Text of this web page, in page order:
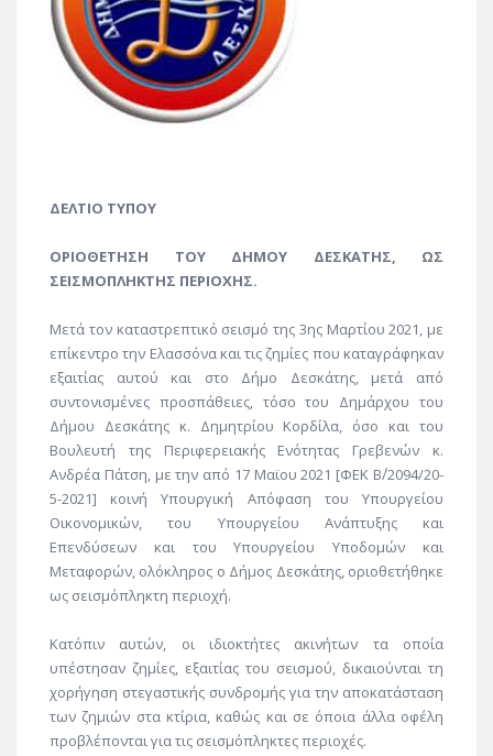
ΔΕΛΤΙΟ ΤΥΠΟΥ
ΟΡΙΟΘΕΤΗΣΗ ΤΟΥ ΔΗΜΟΥ ΔΕΣΚΑΤΗΣ, ΩΣ
ΣΕΙΣΜΟΠΛΗΚΤΗΣ ΠΕΡΙΟΧΗΣ.
Μετά τον καταστρεπτικό σεισμό της 3ης Μαρτίου 2021, με
επίκεντρο την Ελασσόνα και τις ζημίες που καταγράφηκαν
εξαιτίας αυτού και στο Δήμο Δεσκάτης, μετά από
συντονισμένες προσπάθειες, τόσο του Δημάρχου του
Δήμου Δεσκάτης κ. Δημητρίου Κορδίλα, όσο και του
Βουλευτή της Περιφερειακής Ενότητας Γρεβενών κ.
Ανδρέα Πάτση, με την από 17 Μαϊου 2021 [ΦΕΚ Β΄/2094/20-
5-2021] κοινή Υπουργική Απόφαση του Υπουργείου
Οικονομικών, του Υπουργείου Ανάπτυξης και
Επενδύσεων και του Υπουργείου Υποδομών και
Μεταφορών, ολόκληρος ο Δήμος Δεσκάτης, οριοθετήθηκε
ως σεισμόπληκτη περιοχή.
Κατόπιν αυτών, οι ιδιοκτήτες ακινήτων τα οποία
υπέστησαν ζημίες, εξαιτίας του σεισμού, δικαιούνται τη
χορήγηση στεγαστικής συνδρομής για την αποκατάσταση
των ζημιών στα κτίρια, καθώς και σε όποια άλλα οφέλη
προβλέπονται για τις σεισμόπληκτες περιοχές.